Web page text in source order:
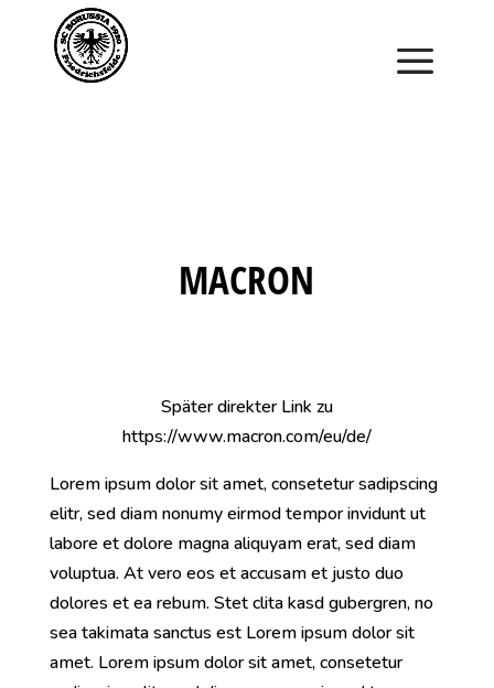
Saisonstart im April. Jetzt ein Schnuppertraining für
Kinder vereinbaren und zu Saisonbeginn dabei sein.
MACRON
Später direkter Link zu
https://www.macron.com/eu/de/
Lorem ipsum dolor sit amet, consetetur sadipscing
elitr, sed diam nonumy eirmod tempor invidunt ut
labore et dolore magna aliquyam erat, sed diam
voluptua. At vero eos et accusam et justo duo
dolores et ea rebum. Stet clita kasd gubergren, no
sea takimata sanctus est Lorem ipsum dolor sit
amet. Lorem ipsum dolor sit amet, consetetur